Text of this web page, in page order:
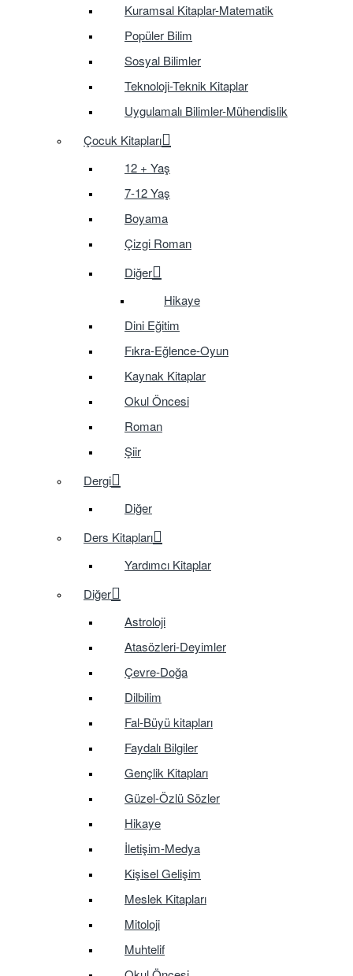
Kuramsal Kitaplar-Matematik
Popüler Bilim
Sosyal Bilimler
Teknoloji-Teknik Kitaplar
Uygulamalı Bilimler-Mühendislik
Çocuk Kitapları
12 + Yaş
7-12 Yaş
Boyama
Çizgi Roman
Diğer
Hikaye
Dini Eğitim
Fıkra-Eğlence-Oyun
Kaynak Kitaplar
Okul Öncesi
Roman
Şiir
Dergi
Diğer
Ders Kitapları
Yardımcı Kitaplar
Diğer
Astroloji
Atasözleri-Deyimler
Çevre-Doğa
Dilbilim
Fal-Büyü kitapları
Faydalı Bilgiler
Gençlik Kitapları
Güzel-Özlü Sözler
Hikaye
İletişim-Medya
Kişisel Gelişim
Meslek Kitapları
Mitoloji
Muhtelif